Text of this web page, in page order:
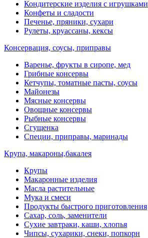
Кондитерские изделия с игрушками
Конфеты и сладости
Печенье, пряники, сухари
Рулеты, круассаны, кексы
Консервация, соусы, приправы
Варенье, фрукты в сиропе, мед
Грибные консервы
Кетчупы, томатные пасты, соусы
Майонезы
Мясные консервы
Овощные консервы
Рыбные консервы
Сгущенка
Специи, приправы, маринады
Крупа, макароны,бакалея
Крупы
Макаронные изделия
Масла растительные
Мука и смеси
Продукты быстрого приготовления
Сахар, соль, заменители
Сухие завтраки, каши, хлопья
Чипсы, сухарики, снеки, попкорн